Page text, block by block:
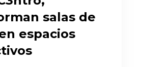
salas de
espacios